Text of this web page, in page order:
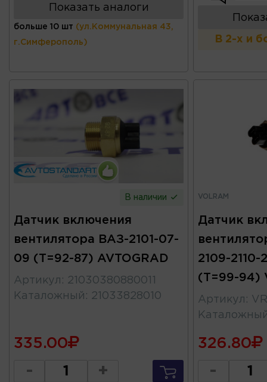
Показать аналоги
больше 10 шт (ул.Коммунальная 43,
г.Симферополь) В 2-х и
В наличии
Датчик включения
вентилятора ВАЗ-2101-07-
09 (Т=92-87) AVTOGRAD
Артикул : 21030380880011
Каталожный : 21033828010
335.00
- +
VOLRAM
Датчик
2109-2110-
(Т=99-94)
Артикул :
326.80
-